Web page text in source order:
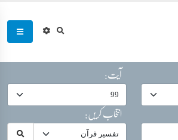
آیت:
انتخاب کریں: